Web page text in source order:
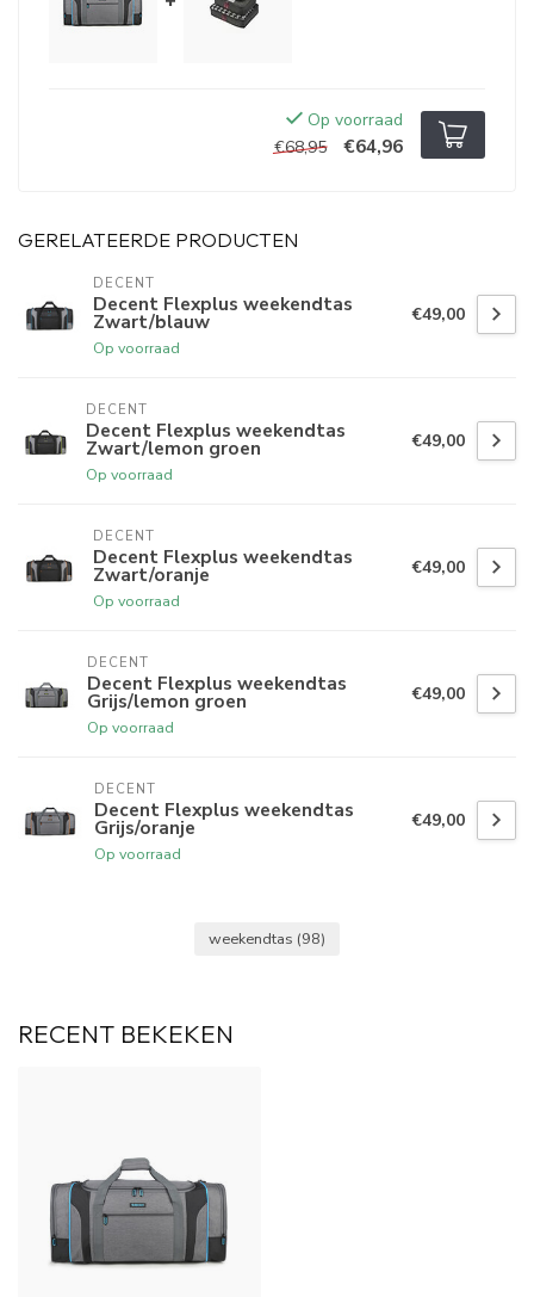
Op voorraad
€68,95
€64,96
GERELATEERDE PRODUCTEN
DECENT
Decent Flexplus weekendtas
Zwart/blauw
Op voorraad
€49,00
DECENT
Decent Flexplus weekendtas
Zwart/lemon groen
Op voorraad
€49,00
DECENT
Decent Flexplus weekendtas
Zwart/oranje
Op voorraad
€49,00
DECENT
Decent Flexplus weekendtas
Grijs/lemon groen
Op voorraad
€49,00
DECENT
Decent Flexplus weekendtas
Grijs/oranje
Op voorraad
€49,00
weekendtas (98)
RECENT BEKEKEN